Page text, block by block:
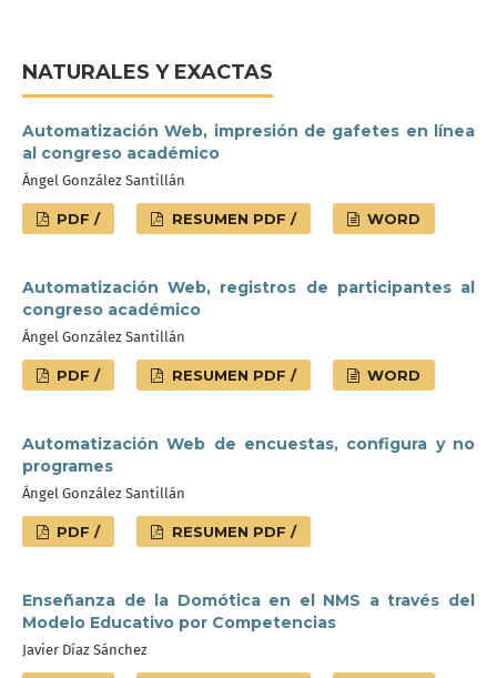
NATURALES Y EXACTAS
Automatización Web, impresión de gafetes en línea
al congreso académico
Ángel González Santillán
PDF / RESUMEN PDF / WORD
Automatización Web, registros de participantes al
congreso académico
Ángel González Santillán
PDF / RESUMEN PDF / WORD
Automatización Web de encuestas, configura y no
programes
Ángel González Santillán
PDF / RESUMEN PDF /
Enseñanza de la Domótica en el NMS a través del
Modelo Educativo por Competencias
Javier Díaz Sánchez